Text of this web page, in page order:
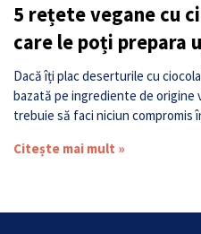
5 rețete vegane cu
care le poți prepara
Dacă îți plac deserturile cu
bazată pe ingrediente de
trebuie să faci niciun compromis
Citește mai mult »